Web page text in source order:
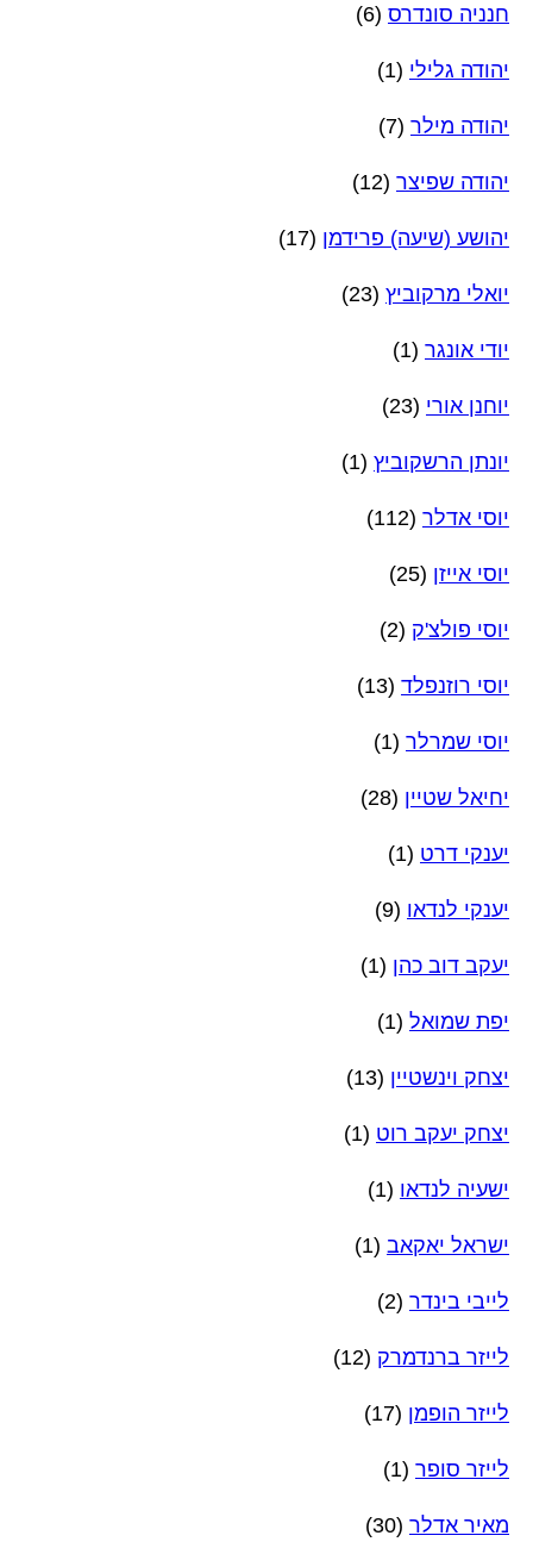
חנניה סונדרס (6)
יהודה גלילי (1)
יהודה מילר (7)
יהודה שפיצר (12)
יהושע (שיעה) פרידמן (17)
יואלי מרקוביץ (23)
יודי אונגר (1)
יוחנן אורי (23)
יונתן הרשקוביץ (1)
יוסי אדלר (112)
יוסי אייזן (25)
יוסי פולצ'ק (2)
יוסי רוזנפלד (13)
יוסי שמרלר (1)
יחיאל שטיין (28)
יענקי דרט (1)
יענקי לנדאו (9)
יעקב דוב כהן (1)
יפת שמואל (1)
יצחק וינשטיין (13)
יצחק יעקב רוט (1)
ישעיה לנדאו (1)
ישראל יאקאב (1)
לייבי בינדר (2)
לייזר ברנדמרק (12)
לייזר הופמן (17)
לייזר סופר (1)
מאיר אדלר (30)